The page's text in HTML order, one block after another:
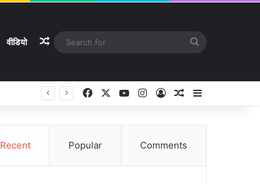
वीडियो Random Article
Facebook YouTubeInstagram
Log InRandom Article
Recent Popular Comments